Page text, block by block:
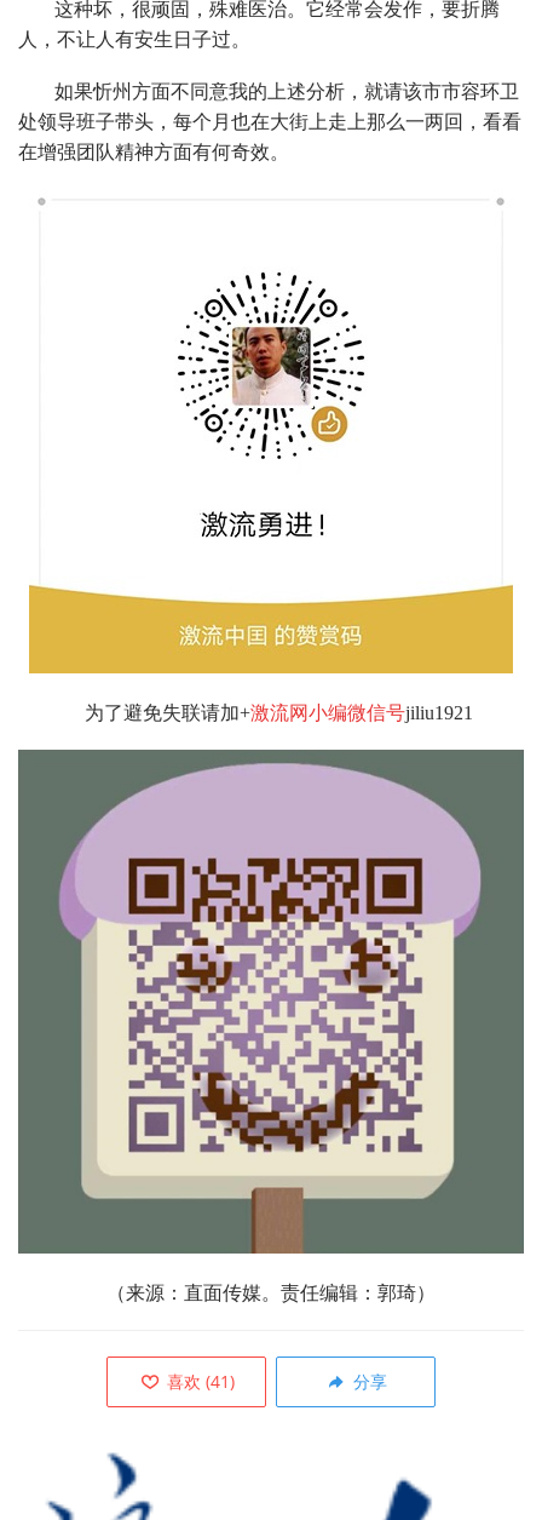
这种坏，很顽固，殊难医治。它经常会发作，要折腾
人，不让人有安生日子过。
如果忻州方面不同意我的上述分析，就请该市市容环卫
处领导班子带头，每个月也在大街上走上那么一两回，看看
在增强团队精神方面有何奇效。
为了避免失联请加+激流网小编微信号jiliu1921
（来源：直面传媒。责任编辑：郭琦）
喜欢 (41) 分享